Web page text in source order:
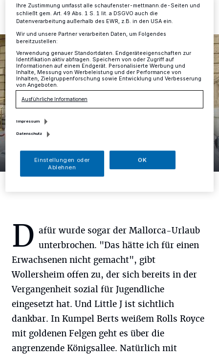
4 Bilder
Little J dreht mit Bert Wollersheim
D afür wurde sogar der Mallorca-Urlaub
unterbrochen. "Das hätte ich für einen
Erwachsenen nicht gemacht", gibt
Wollersheim offen zu, der sich bereits in der
Vergangenheit sozial für Jugendliche
eingesetzt hat. Und Little J ist sichtlich
dankbar. In Kumpel Berts weißem Rolls Royce
mit goldenen Felgen geht es über die
angrenzende Königsallee. Natürlich mit
Ihre Zustimmung umfasst alle schaufenster-mettmann.de-Seiten und
schließt gem. Art. 49 Abs. 1 S. 1 lit. a DSGVO auch die
Datenverarbeitung außerhalb des EWR, z.B. in den USA ein.
Wir und unsere Partner verarbeiten Daten, um Folgendes
bereitzustellen:
Verwendung genauer Standortdaten. Endgeräteeigenschaften zur
Identifikation aktiv abfragen. Speichern von oder Zugriff auf
Informationen auf einem Endgerät. Personalisierte Werbung und
Inhalte, Messung von Werbeleistung und der Performance von
Inhalten, Zielgruppenforschung sowie Entwicklung und Verbesserung
von Angeboten.
Ausführliche Informationen
Impressum
Datenschutz
Einstellungen oder
Ablehnen
OK